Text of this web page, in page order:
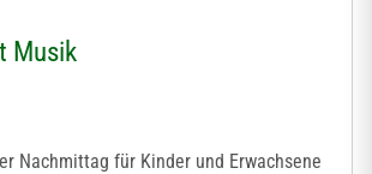
Musik
Nachmittag für Kinder und Erwachsene